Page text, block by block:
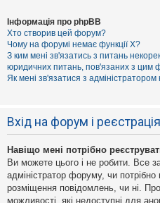
Інформація про phpBB
Хто створив цей форум?
Чому на форумі немає функції X?
З ким мені зв'язатись з питань
юридичних питань, пов'язаних з цим
Як мені зв'язатися з адміністратором
Вхід на форум і реєстрація
Навіщо мені потрібно
Ви можете цього і не робити. Все
адміністратор форуму, чи
розміщення повідомлень, чи ні.
можливості, які недоступні для